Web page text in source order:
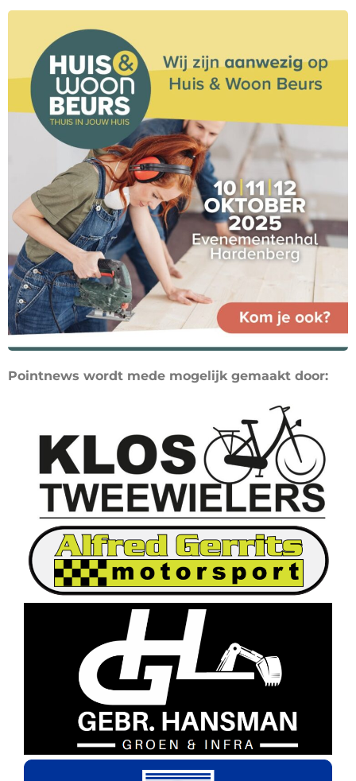
Pointnews wordt mede mogelijk gemaakt door: